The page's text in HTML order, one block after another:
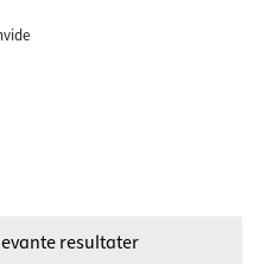
resultater